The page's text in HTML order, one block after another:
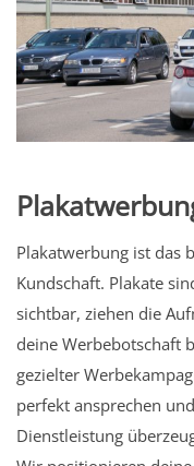
Plakatwerbung ist das
Kundschaft. Plakate
sichtbar, ziehen die
deine Werbebotschaft
gezielter
perfekt ansprechen
Dienstleistung